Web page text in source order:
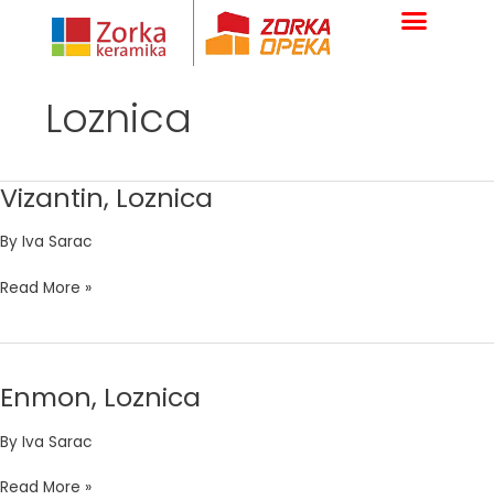
content
Loznica
Vizantin, Loznica
By Iva Sarac
Vizantin,
Read More »
Enmon, Loznica
By Iva Sarac
Enmon,
Read More »